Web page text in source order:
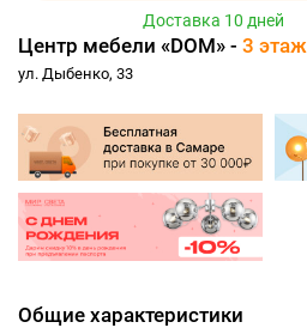
Доставка 10 дней
Центр мебели «DOM» - 3 этаж
ул. Дыбенко, 33
Общие характеристики